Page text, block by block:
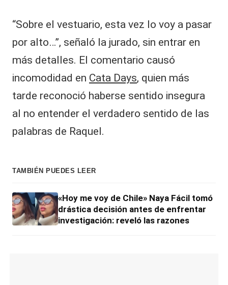
“Sobre el vestuario, esta vez lo voy a pasar
por alto…”, señaló la jurado, sin entrar en
más detalles. El comentario causó
incomodidad en Cata Days, quien más
tarde reconoció haberse sentido insegura
al no entender el verdadero sentido de las
palabras de Raquel.
TAMBIÉN PUEDES LEER
«Hoy me voy de Chile» Naya Fácil tomó
drástica decisión antes de enfrentar
investigación: reveló las razones